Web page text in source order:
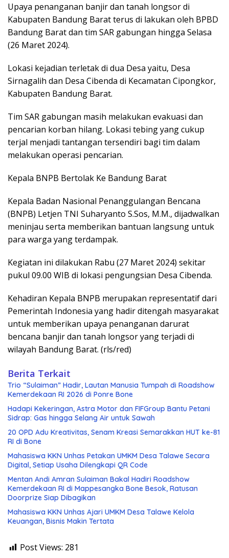
Upaya penanganan banjir dan tanah longsor di
Kabupaten Bandung Barat terus di lakukan oleh BPBD
Bandung Barat dan tim SAR gabungan hingga Selasa
(26 Maret 2024).
Lokasi kejadian terletak di dua Desa yaitu, Desa
Sirnagalih dan Desa Cibenda di Kecamatan Cipongkor,
Kabupaten Bandung Barat.
Tim SAR gabungan masih melakukan evakuasi dan
pencarian korban hilang. Lokasi tebing yang cukup
terjal menjadi tantangan tersendiri bagi tim dalam
melakukan operasi pencarian.
Kepala BNPB Bertolak Ke Bandung Barat
Kepala Badan Nasional Penanggulangan Bencana
(BNPB) Letjen TNI Suharyanto S.Sos, M.M., dijadwalkan
meninjau serta memberikan bantuan langsung untuk
para warga yang terdampak.
Kegiatan ini dilakukan Rabu (27 Maret 2024) sekitar
pukul 09.00 WIB di lokasi pengungsian Desa Cibenda.
Kehadiran Kepala BNPB merupakan representatif dari
Pemerintah Indonesia yang hadir ditengah masyarakat
untuk memberikan upaya penanganan darurat
bencana banjir dan tanah longsor yang terjadi di
wilayah Bandung Barat. (rls/red)
Berita Terkait
Trio “Sulaiman” Hadir, Lautan Manusia Tumpah di Roadshow
Kemerdekaan RI 2026 di Ponre Bone
Hadapi Kekeringan, Astra Motor dan FIFGroup Bantu Petani
Sidrap: Gas hingga Selang Air untuk Sawah
20 OPD Adu Kreativitas, Senam Kreasi Semarakkan HUT ke-81
RI di Bone
Mahasiswa KKN Unhas Petakan UMKM Desa Talawe Secara
Digital, Setiap Usaha Dilengkapi QR Code
Mentan Andi Amran Sulaiman Bakal Hadiri Roadshow
Kemerdekaan RI di Mappesangka Bone Besok, Ratusan
Doorprize Siap Dibagikan
Mahasiswa KKN Unhas Ajari UMKM Desa Talawe Kelola
Keuangan, Bisnis Makin Tertata
Post Views: 281